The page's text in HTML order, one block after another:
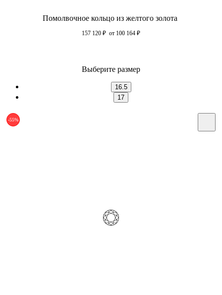
Помолвочное кольцо из желтого золота
157 120 ₽ от 100 164 ₽
Выберите размер
16.5
17
-55%